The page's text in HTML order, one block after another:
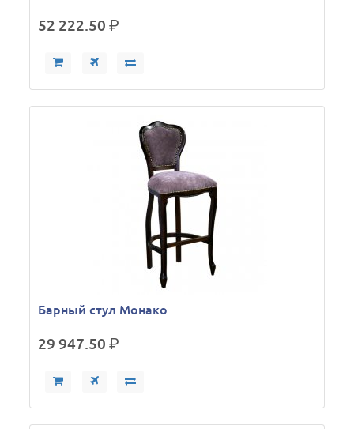
52 222.50р.
Барный стул Монако
29 947.50р.